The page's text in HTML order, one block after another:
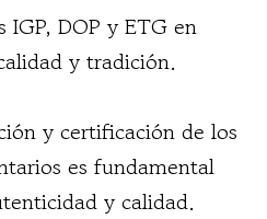
DOP y ETG en
y tradición.
y certificación de los
es fundamental
y calidad.